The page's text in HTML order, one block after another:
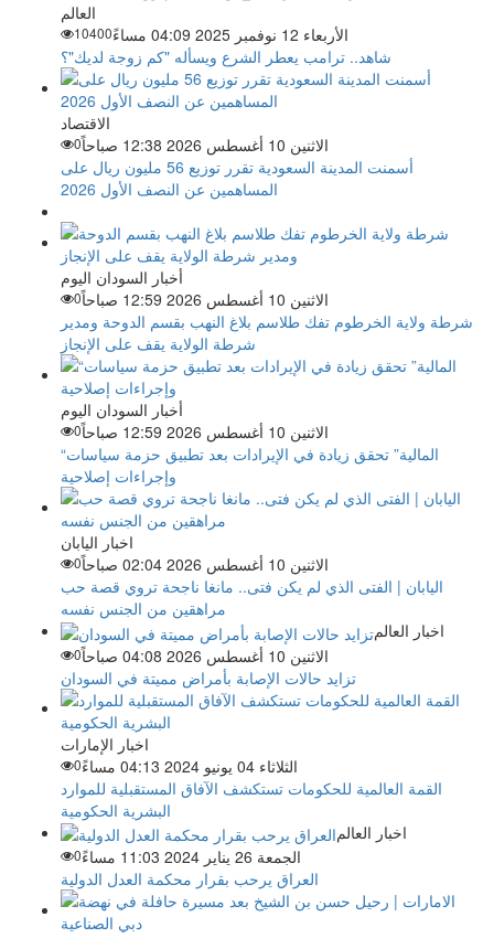
العالم
الأربعاء 12 نوفمبر 2025 04:09 مساءً
10400
شاهد.. ترامب يعطر الشرع ويسأله "كم زوجة لديك"؟
الاقتصاد
الاثنين 10 أغسطس 2026 12:38 صباحاً
0
أسمنت المدينة السعودية تقرر توزيع 56 مليون ريال على
المساهمين عن النصف الأول 2026
أخبار السودان اليوم
الاثنين 10 أغسطس 2026 12:59 صباحاً
0
شرطة ولاية الخرطوم تفك طلاسم بلاغ النهب بقسم الدوحة ومدير
شرطة الولاية يقف على الإنجاز
أخبار السودان اليوم
الاثنين 10 أغسطس 2026 12:59 صباحاً
0
“المالية” تحقق زيادة في الإيرادات بعد تطبيق حزمة سياسات
وإجراءات إصلاحية
اخبار اليابان
الاثنين 10 أغسطس 2026 02:04 صباحاً
0
اليابان | الفتى الذي لم يكن فتى.. مانغا ناجحة تروي قصة حب
مراهقين من الجنس نفسه
اخبار العالم
الاثنين 10 أغسطس 2026 04:08 صباحاً
0
تزايد حالات الإصابة بأمراض مميتة في السودان
اخبار الإمارات
الثلاثاء 04 يونيو 2024 04:13 مساءً
0
القمة العالمية للحكومات تستكشف الآفاق المستقبلية للموارد
البشرية الحكومية
اخبار العالم
الجمعة 26 يناير 2024 11:03 مساءً
0
العراق يرحب بقرار محكمة العدل الدولية